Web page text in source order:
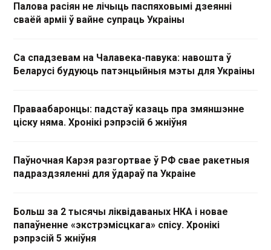
Палова расіян не лічыць паспяховымі дзеянні
сваёй арміі ў вайне супраць Украіны
Са спадзевам на Чалавека-павука: навошта ў
Беларусі будуюць патэнцыйныя мэты для Украіны
Праваабаронцы: падстаў казаць пра змяншэнне
ціску няма. Хронікі рэпрэсій 6 жніўня
Паўночная Карэя разгортвае ў РФ свае ракетныя
падраздзяленні для ўдараў па Украіне
Больш за 2 тысячы ліквідаваных НКА і новае
папаўненне «экстрэмісцкага» спісу. Хронікі
рэпрэсій 5 жніўня